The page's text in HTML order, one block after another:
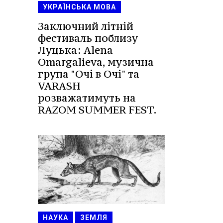
УКРАЇНСЬКА МОВА
Заключний літній
фестиваль поблизу
Луцька: Alena
Omargalieva, музична
група "Очі в Очі" та
VARASH
розважатимуть на
RAZOM SUMMER FEST.
НАУКА ЗЕМЛЯ